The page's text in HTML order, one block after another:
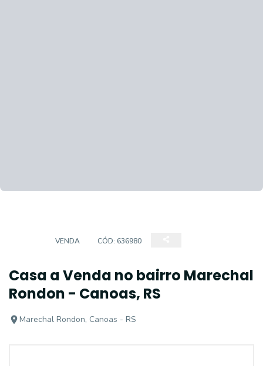
VENDA CÓD: 636980
Casa a Venda no bairro Marechal
Rondon - Canoas, RS
Marechal Rondon, Canoas - RS